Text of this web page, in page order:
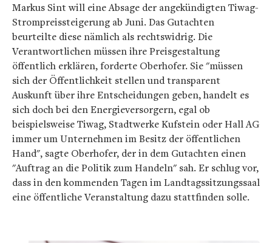
Markus Sint will eine Absage der angekündigten Tiwag-
Strompreissteigerung ab Juni. Das Gutachten
beurteilte diese nämlich als rechtswidrig. Die
Verantwortlichen müssen ihre Preisgestaltung
öffentlich erklären, forderte Oberhofer. Sie "müssen
sich der Öffentlichkeit stellen und transparent
Auskunft über ihre Entscheidungen geben, handelt es
sich doch bei den Energieversorgern, egal ob
beispielsweise Tiwag, Stadtwerke Kufstein oder Hall AG
immer um Unternehmen im Besitz der öffentlichen
Hand", sagte Oberhofer, der in dem Gutachten einen
"Auftrag an die Politik zum Handeln" sah. Er schlug vor,
dass in den kommenden Tagen im Landtagssitzungssaal
eine öffentliche Veranstaltung dazu stattfinden solle.